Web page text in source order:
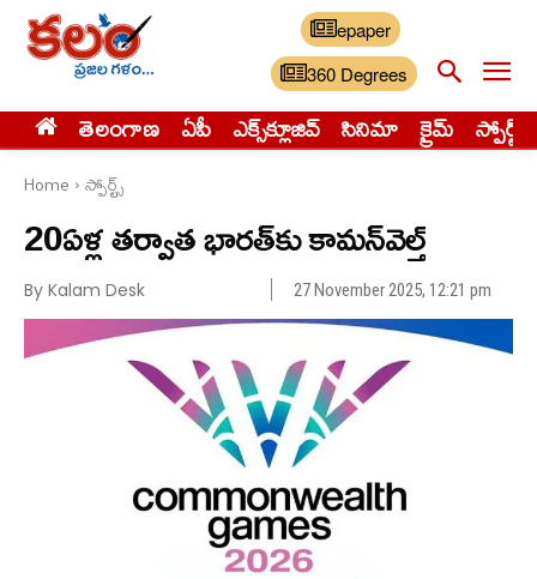
epaper
360 Degrees
తెలంగాణ ఏపీ ఎక్స్‌క్లూజివ్‌ సినిమా క్రైమ్ స్పోర్ట్స్
Home స్పోర్ట్స్‌
20ఏళ్ల తర్వాత భారత్‌కు కామన్‌వెల్త్
By Kalam Desk 27 November 2025, 12:21 pm